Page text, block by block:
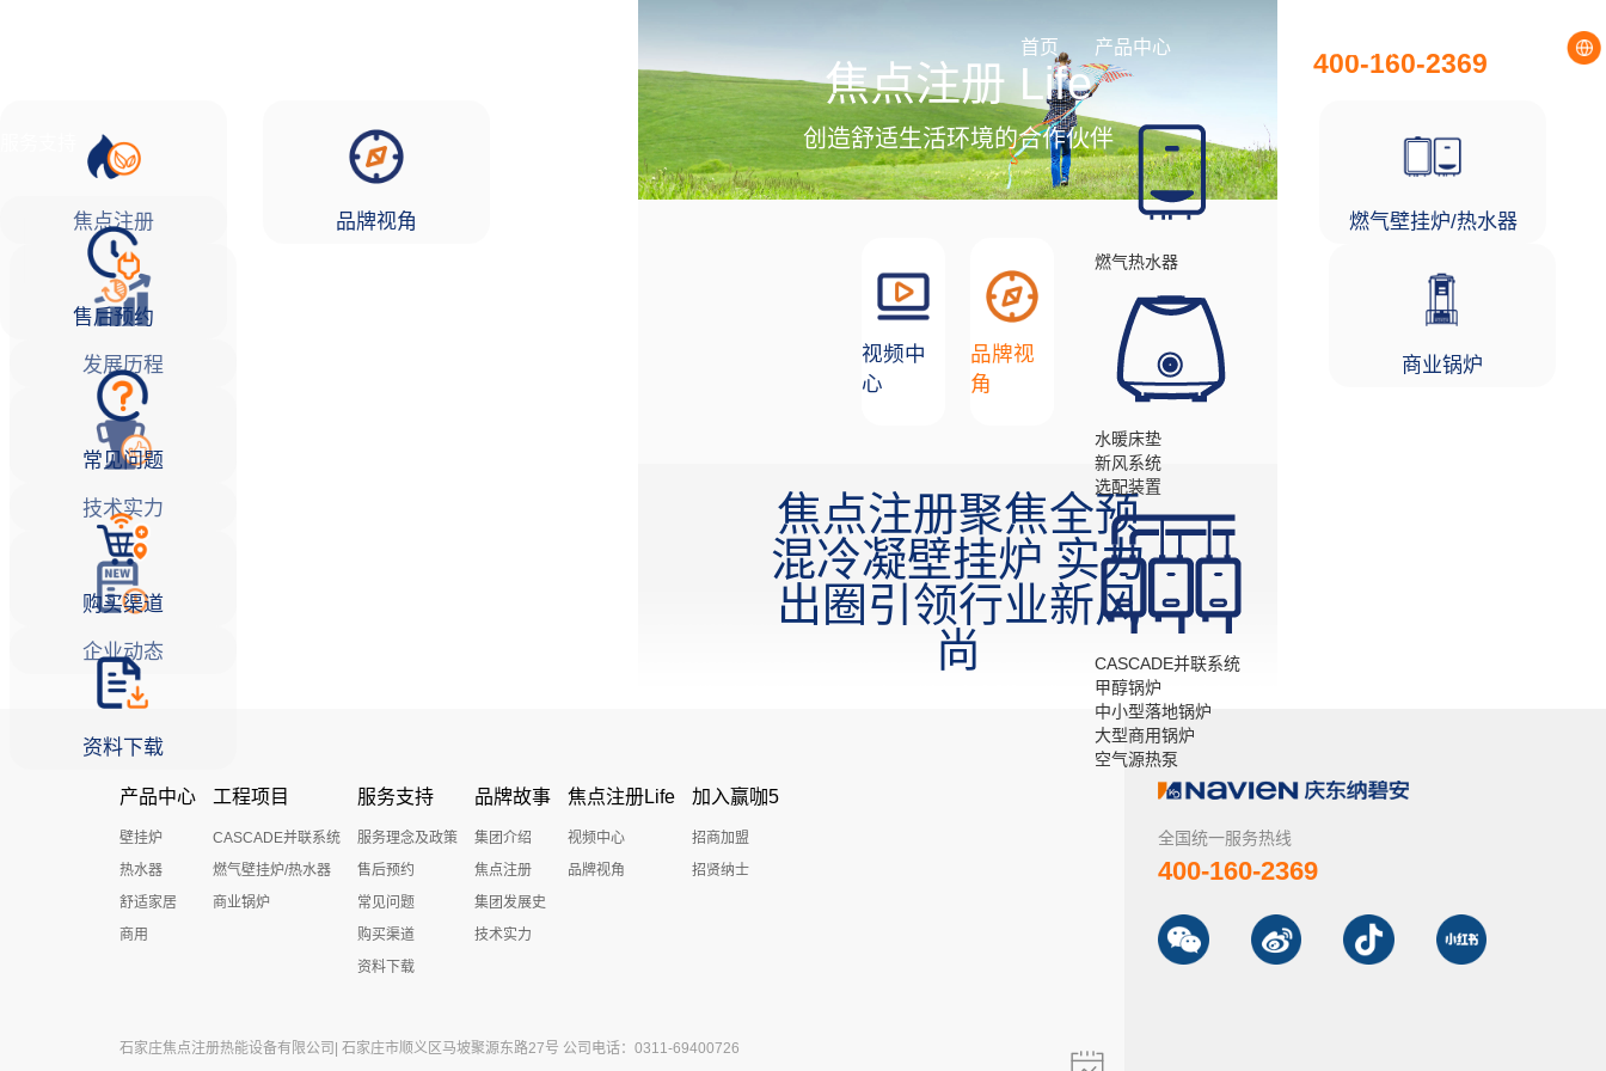
首页 产品中心
燃气热水器
水暖床垫
新风系统
选配装置
CASCADE并联系统
甲醇锅炉
中小型落地锅炉
大型商用锅炉
空气源热泵
燃气壁挂炉/热水器
商业锅炉
售后预约
常见问题
购买渠道
资料下载
焦点注册
发展历程
技术实力
企业动态
品牌视角
400-160-2369
焦点注册 Life
创造舒适生活环境的合作伙伴
视频中
心
品牌视
角
焦点注册聚焦全预
混冷凝壁挂炉 实力
出圈引领行业新风
尚
产品中心
壁挂炉
热水器
舒适家居
商用
工程项目
CASCADE并联系统
燃气壁挂炉/热水器
商业锅炉
服务支持
服务理念及政策
售后预约
常见问题
购买渠道
资料下载
品牌故事
集团介绍
焦点注册
集团发展史
技术实力
焦点注册Life
视频中心
品牌视角
加入赢咖5
招商加盟
招贤纳士
石家庄焦点注册热能设备有限公司| 石家庄市顺义区马坡聚源东路27号 公司电话：0311-69400726
全国统一服务热线
400-160-2369